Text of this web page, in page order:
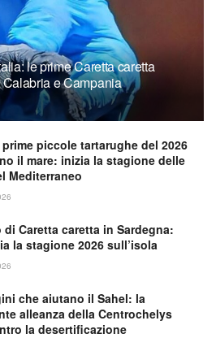
le prime Caretta caretta
e Campania
piccole tartarughe del 2026
il mare: inizia la stagione delle
Mediterraneo
di Caretta caretta in Sardegna:
la stagione 2026 sull’isola
che aiutano il Sahel: la
alleanza della Centrochelys
la desertificazione